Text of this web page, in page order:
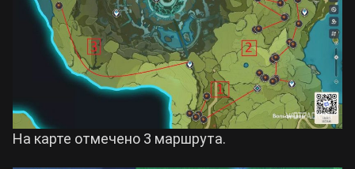
На карте отмечено 3 маршрута.